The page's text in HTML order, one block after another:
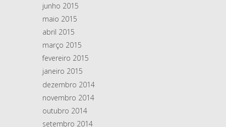
junho 2015
maio 2015
abril 2015
março 2015
fevereiro 2015
janeiro 2015
dezembro 2014
novembro 2014
outubro 2014
setembro 2014